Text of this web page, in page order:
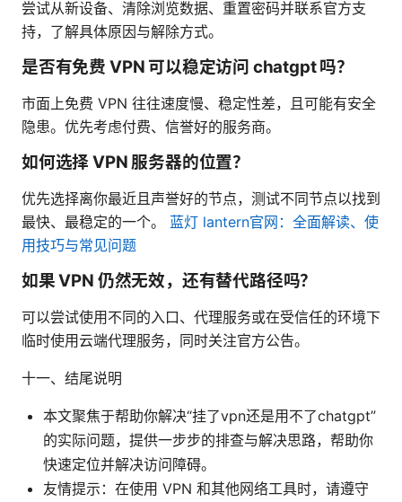
尝试从新设备、清除浏览数据、重置密码并联系官方支
持，了解具体原因与解除方式。
是否有免费 VPN 可以稳定访问 chatgpt 吗？
市面上免费 VPN 往往速度慢、稳定性差，且可能有安全
隐患。优先考虑付费、信誉好的服务商。
如何选择 VPN 服务器的位置？
优先选择离你最近且声誉好的节点，测试不同节点以找到
最快、最稳定的一个。 蓝灯 lantern官网：全面解读、使
用技巧与常见问题
如果 VPN 仍然无效，还有替代路径吗？
可以尝试使用不同的入口、代理服务或在受信任的环境下
临时使用云端代理服务，同时关注官方公告。
十一、结尾说明
本文聚焦于帮助你解决“挂了vpn还是用不了chatgpt”
的实际问题，提供一步步的排查与解决思路，帮助你
快速定位并解决访问障碍。
友情提示：在使用 VPN 和其他网络工具时，请遵守